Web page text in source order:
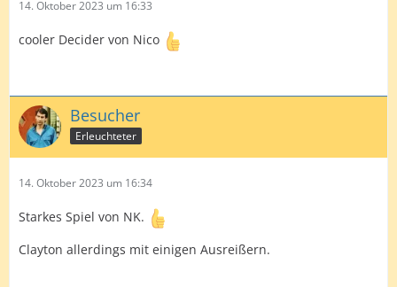
14. Oktober 2023 um 16:33
cooler Decider von Nico
Besucher
Erleuchteter
14. Oktober 2023 um 16:34
Starkes Spiel von NK.
Clayton allerdings mit einigen Ausreißern.